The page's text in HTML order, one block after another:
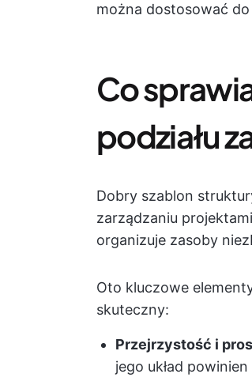
można dostosować
Co
podziału
Dobry szablon
zarządzaniu
organizuje zasoby
Oto kluczowe
skuteczny:
Przejrzystość i
jego układ